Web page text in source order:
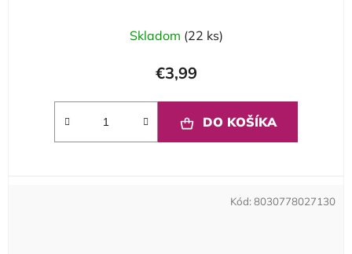
Skladom (22 ks)
€3,99
DO KOŠÍKA
Kód: 8030778027130